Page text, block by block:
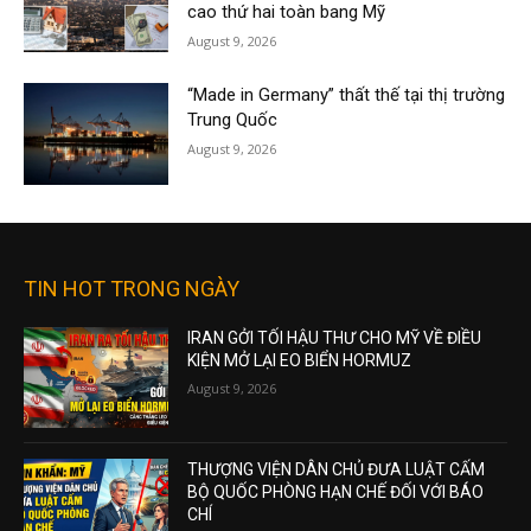
cao thứ hai toàn bang Mỹ
August 9, 2026
“Made in Germany” thất thế tại thị trường
Trung Quốc
August 9, 2026
TIN HOT TRONG NGÀY
IRAN GỞI TỐI HẬU THƯ CHO MỸ VỀ ĐIỀU
KIỆN MỞ LẠI EO BIỂN HORMUZ
August 9, 2026
THƯỢNG VIỆN DÂN CHỦ ĐƯA LUẬT CẤM
BỘ QUỐC PHÒNG HẠN CHẾ ĐỐI VỚI BÁO
CHÍ